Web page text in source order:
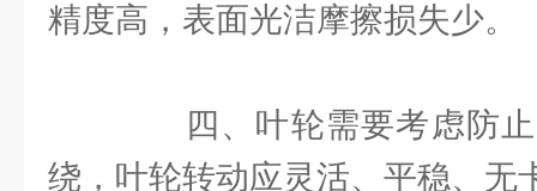
精度高，表面光洁摩擦损失少。
四、叶轮需要考虑防止
绕，叶轮转动应灵活、平稳、无